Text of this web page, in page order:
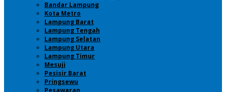
Bandar Lampung
Kota Metro
Lampung Barat
Lampung Tengah
Lampung Selatan
Lampung Utara
Lampung Timur
Mesuji
Pesisir Barat
Pringsewu
Pesawaran